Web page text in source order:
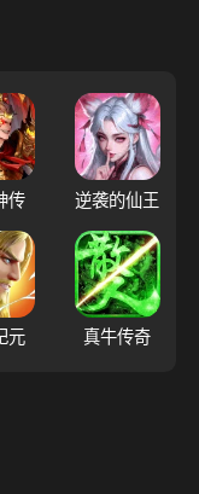
传 逆袭的仙王
元 真牛传奇